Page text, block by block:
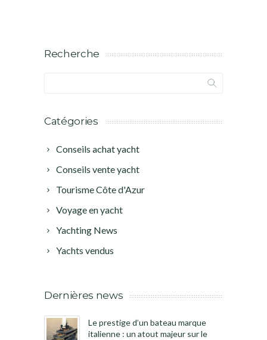
Recherche
Catégories
Conseils achat yacht
Conseils vente yacht
Tourisme Côte d'Azur
Voyage en yacht
Yachting News
Yachts vendus
Dernières news
Le prestige d’un bateau marque
italienne : un atout majeur sur le